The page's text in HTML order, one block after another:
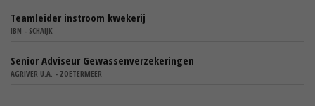
Teamleider instroom kwekerij
IBN - SCHAIJK
Senior Adviseur Gewassenverzekeringen
AGRIVER U.A. - ZOETERMEER